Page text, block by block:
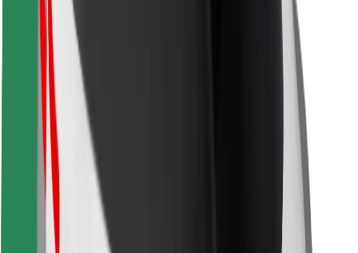
Flyplasser
Bolt-ladestasjoner
Brukerstøtte
For passasjerer
For sjåfører
For leveringsbud
Bolt Food
For flåteeiere
For restauranter